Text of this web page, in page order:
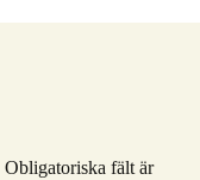
Obligatoriska fält är